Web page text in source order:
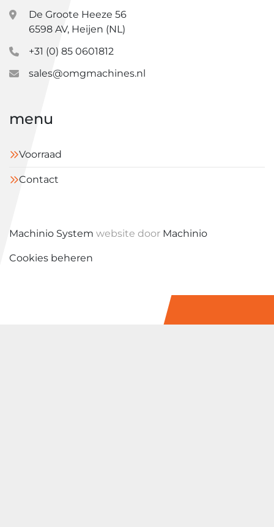
De Groote Heeze 56
6598 AV, Heijen (NL)
+31 (0) 85 0601812
sales@omgmachines.nl
menu
Voorraad
Contact
Machinio System website door Machinio
Cookies beheren